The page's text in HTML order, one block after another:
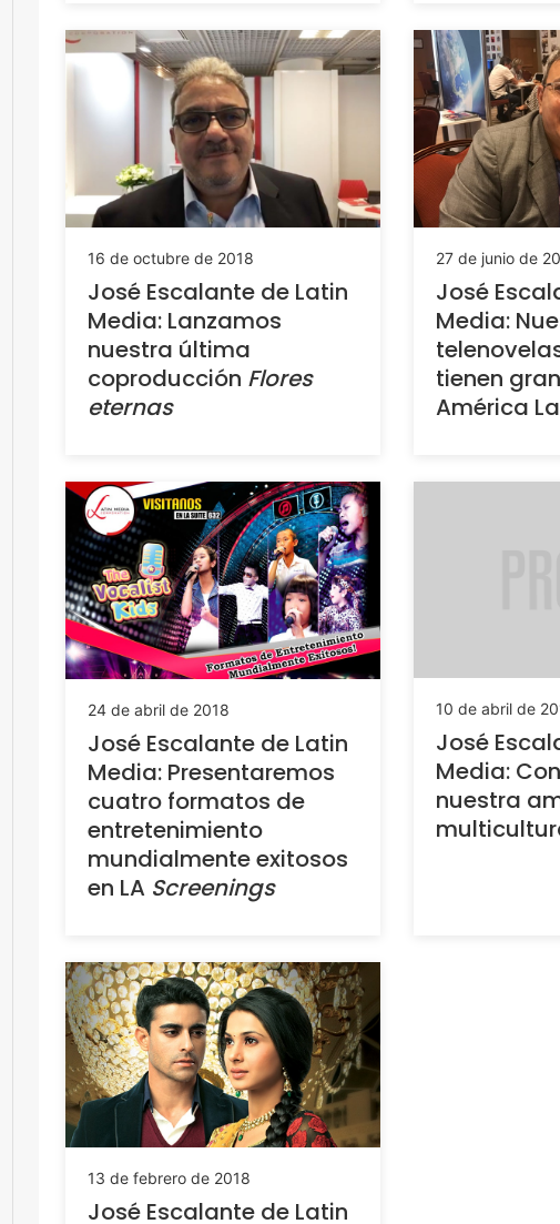
16 de octubre de 2018
José Escalante de Latin
Media: Lanzamos
nuestra última
coproducción Flores
eternas
27 de junio de
José
Media:
tienen
América
24 de abril de 2018
José Escalante de Latin
Media: Presentaremos
cuatro formatos de
entretenimiento
mundialmente exitosos
en LA Screenings
10 de abril de
José
Media:
nuestra
13 de febrero de 2018
José Escalante de Latin